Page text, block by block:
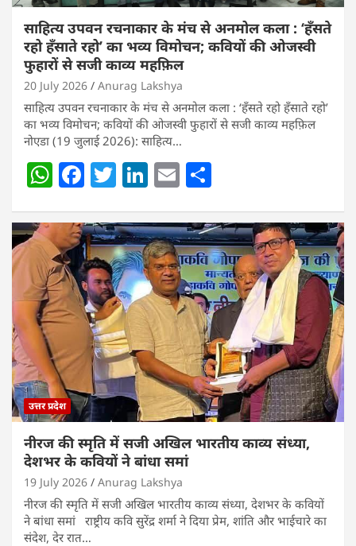
साहित्य उपवन रचनाकार के मंच से अनमोल कला : ‘हॅंसते
रहो हॅंसाते रहो’ का भव्य विमोचन; कवियों की ओजस्वी
फुहारों से सजी काव्य महफ़िल
20 July 2026 Anurag Lakshya
साहित्य उपवन रचनाकार के मंच से अनमोल कला : ‘हॅंसते रहो हॅंसाते रहो’
का भव्य विमोचन; कवियों की ओजस्वी फुहारों से सजी काव्य महफ़िल
नोएडा (19 जुलाई 2026): साहित्य…
W
at
s
A
p
p
F
c
e
b
o
o
k
T
itt
er
Li
k
e
dI
n
E
ai
l
ar
e
उत्तर प्रदेश
नीरज की स्मृति में सजी अखिल भारतीय काव्य संध्या,
देशभर के कवियों ने बांधा समां
19 July 2026 Anurag Lakshya
नीरज की स्मृति में सजी अखिल भारतीय काव्य संध्या, देशभर के कवियों
ने बांधा समां राष्ट्रीय कवि सुरेंद्र शर्मा ने दिया प्रेम, शांति और भाईचारे का
संदेश, देर रात…